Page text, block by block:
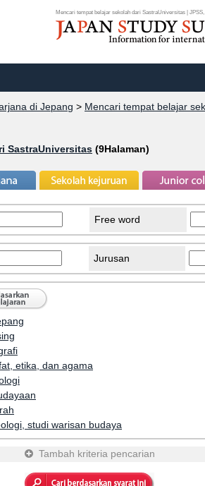
Mencari tempat belajar sekolah dari SastraUniversitas |
di Jepang > Mencari tempat belajar
SastraUniversitas (9Halaman)
Free word
Jurusan
etika, dan agama
studi warisan budaya
Tambah kriteria pencarian